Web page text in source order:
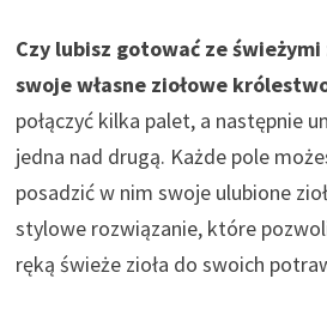
Czy lubisz gotować ze świeżymi
swoje własne ziołowe
połączyć kilka palet, a następnie
jedna nad drugą. Każde pole
posadzić w nim swoje ulubione
stylowe rozwiązanie, które
ręką świeże zioła do swoich